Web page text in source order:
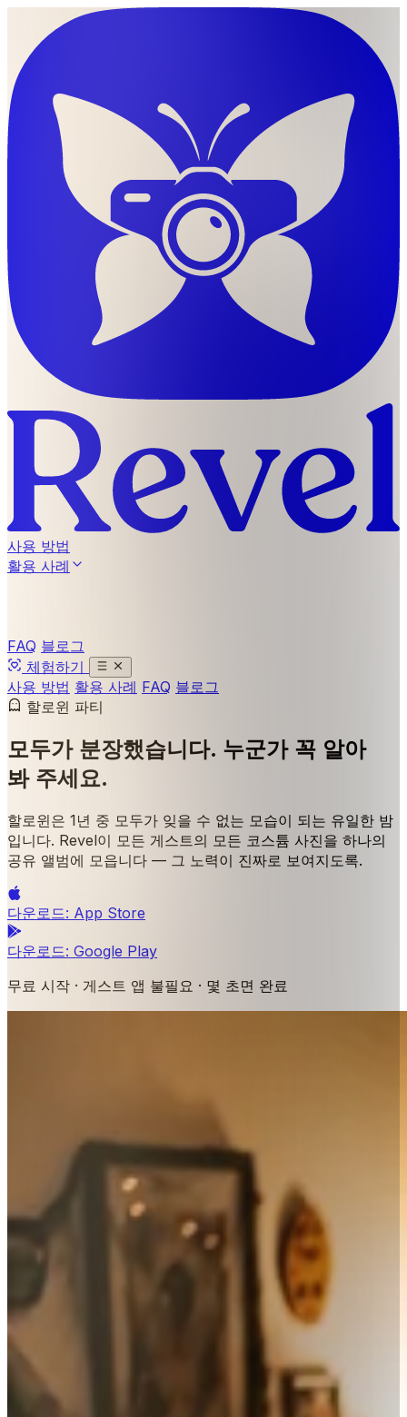
사용 방법
활용 사례
FAQ 블로그
체험하기
사용 방법 활용 사례 FAQ 블로그
할로윈 파티
모두가 분장했습니다. 누군가 꼭 알아
봐 주세요.
할로윈은 1년 중 모두가 잊을 수 없는 모습이 되는 유일한 밤
입니다. Revel이 모든 게스트의 모든 코스튬 사진을 하나의
공유 앨범에 모읍니다 — 그 노력이 진짜로 보여지도록.
다운로드: App Store
다운로드: Google Play
무료 시작 · 게스트 앱 불필요 · 몇 초면 완료